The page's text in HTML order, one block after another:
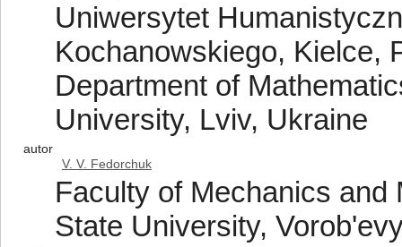
Uniwersytet
Kochanowskiego, Kielce,
Department of
University, Lviv, Ukraine
autor
V. V. Fedorchuk
Faculty of Mechanics
State University,